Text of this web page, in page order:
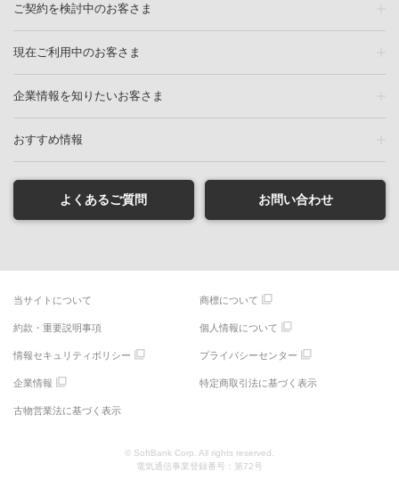
ご契約を検討中のお客さま
現在ご利用中のお客さま
企業情報を知りたいお客さま
おすすめ情報
よくあるご質問 お問い合わせ
当サイトについて 商標について
約款・重要説明事項 個人情報について
情報セキュリティポリシー プライバシーセンター
企業情報 特定商取引法に基づく表示
古物営業法に基づく表示
© SoftBank Corp. All rights reserved.
電気通信事業登録番号：第72号